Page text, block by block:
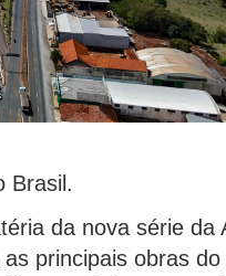
Brasil.
da nova série da
principais obras